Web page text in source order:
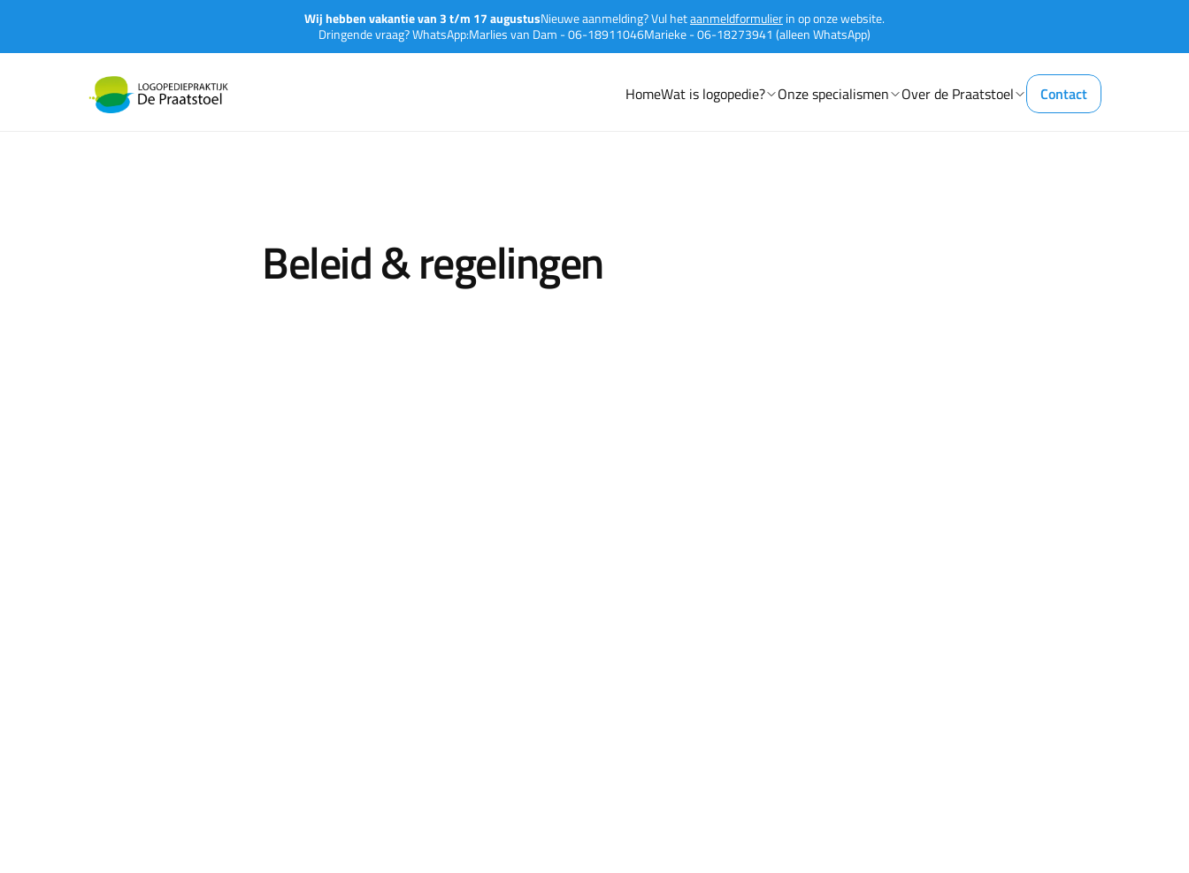
Wij hebben vakantie van 3 t/m 17 augustusNieuwe aanmelding? Vul het aanmeldformulier in op onze website.
Dringende vraag? WhatsApp:Marlies van Dam - 06-18911046Marieke - 06-18273941 (alleen WhatsApp)
HomeWat is logopedie? Onze specialismen Over de Praatstoel Contact
Beleid & regelingen